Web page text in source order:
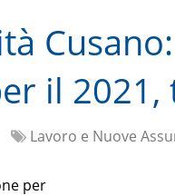
il
Lavoro e Nuove
per